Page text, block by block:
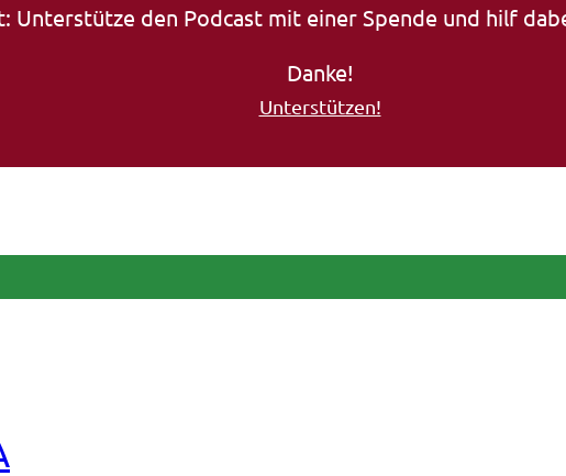
Unterstütze den Podcast mit einer Spende und hilf
Danke!
Unterstützen!